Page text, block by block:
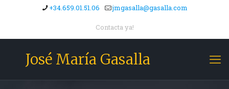
+34.659.01.51.06 jmgasalla@gasalla.com
Contacta ya!
José María Gasalla